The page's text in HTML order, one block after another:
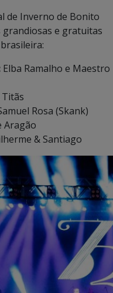
de Inverno de Bonito
e gratuitas
Elba Ramalho e Maestro
Titãs
Rosa (Skank)
Aragão
& Santiago